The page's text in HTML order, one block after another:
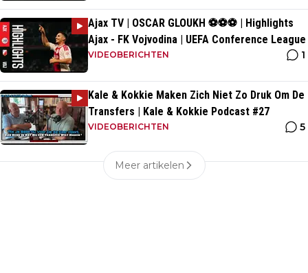
Ajax TV | OSCAR GLOUKH ⚽️⚽️⚽️ | Highlights
Ajax - FK Vojvodina | UEFA Conference League
VIDEOBERICHTEN 1
Kale & Kokkie Maken Zich Niet Zo Druk Om De
Transfers | Kale & Kokkie Podcast #27
VIDEOBERICHTEN 5
Meer artikelen